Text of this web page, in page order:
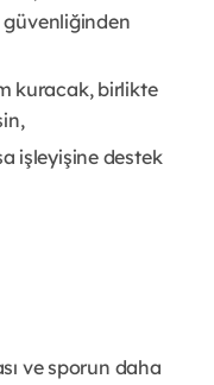
kuracak, birlikte
işleyişine destek
ve sporun daha